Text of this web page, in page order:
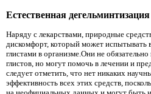
Естественная дегельминтизация
Наряду с лекарствами, природные
дискомфорт, который может испытывать
глистами в организме.Они не
глистов, но могут помочь в лечении и
следует отметить, что нет никаких
эффективность всех этих средств,